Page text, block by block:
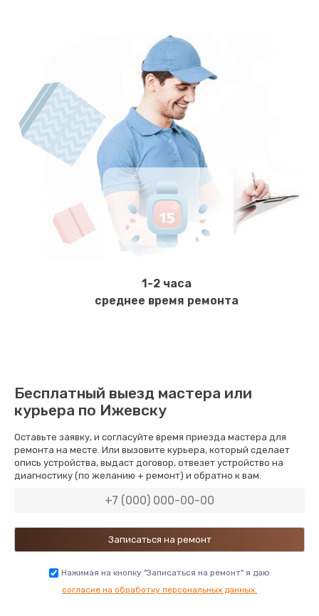
1-2 часа
среднее время ремонта
Бесплатный выезд мастера или
курьера по Ижевску
Оставьте заявку, и согласуйте время приезда мастера для
ремонта на месте. Или вызовите курьера, который сделает
опись устройства, выдаст договор, отвезет устройство на
диагностику (по желанию + ремонт) и обратно к вам.
Нажимая на кнопку "Записаться на ремонт" я даю
согласие на обработку персональных данных.